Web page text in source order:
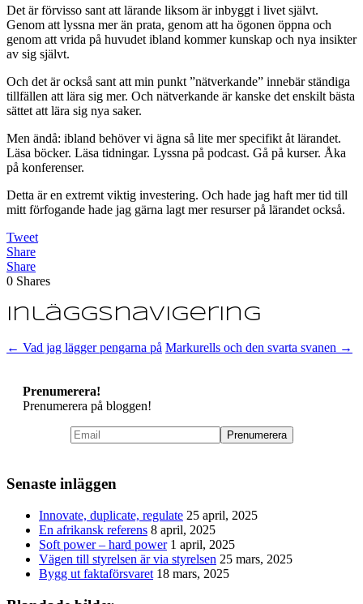
Det är förvisso sant att lärande liksom är inbyggt i livet självt.
Genom att lyssna mer än prata, genom att ha ögonen öppna och
genom att vrida på huvudet ibland kommer kunskap och nya insikter
av sig självt.
Och det är också sant att min punkt ”nätverkande” innebär ständiga
tillfällen att lära sig mer. Och nätverkande är kanske det enskilt bästa
sättet att lära sig nya saker.
Men ändå: ibland behöver vi ägna så lite mer specifikt åt lärandet.
Läsa böcker. Läsa tidningar. Lyssna på podcast. Gå på kurser. Åka
på konferenser.
Detta är en extremt viktig investering. Och hade jag haft mer tid till
mitt förfogande hade jag gärna lagt mer resurser på lärandet också.
Tweet
Share
Share
0 Shares
Inläggsnavigering
← Vad jag lägger pengarna på Markurells och den svarta svanen →
Prenumerera!
Prenumerera på bloggen!
Senaste inläggen
Innovate, duplicate, regulate 25 april, 2025
En afrikansk referens 8 april, 2025
Soft power – hard power 1 april, 2025
Vägen till styrelsen är via styrelsen 25 mars, 2025
Bygg ut faktaförsvaret 18 mars, 2025